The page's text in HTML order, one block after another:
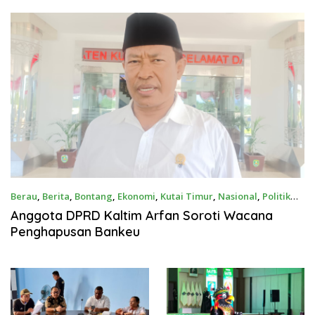
Berau, Berita, Bontang, Ekonomi, Kutai Timur, Nasional, Politik
April 7, 2026
Anggota DPRD Kaltim Arfan Soroti Wacana
Penghapusan Bankeu